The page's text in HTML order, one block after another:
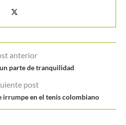
anterior
parte de tranquilidad
post
irrumpe en el tenis colombiano